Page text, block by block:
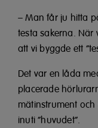
– Man får ju hitta
testa sakerna. När
att vi byggde ett
Det var en låda
placerade
mätinstrument
inuti “huvudet”.